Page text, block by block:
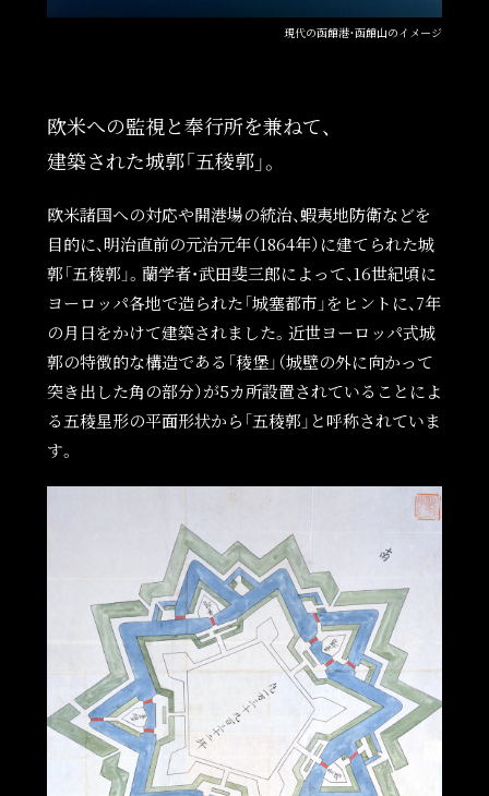
現代の函館港・函館山のイメージ
欧米への監視と奉行所を兼ねて、
建築された城郭「五稜郭」。
欧米諸国への対応や開港場の統治、蝦夷地防衛などを
目的に、明治直前の元治元年（1864年）に建てられた城
郭「五稜郭」。蘭学者・武田斐三郎によって、16世紀頃に
ヨーロッパ各地で造られた「城塞都市」をヒントに、7年
の月日をかけて建築されました。近世ヨーロッパ式城
郭の特徴的な構造である「稜堡」（城壁の外に向かって
突き出した角の部分）が5カ所設置されていることによ
る五稜星形の平面形状から「五稜郭」と呼称されていま
す。